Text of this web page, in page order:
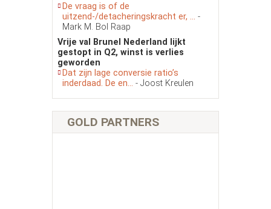
De vraag is of de
uitzend-/detacheringskracht er, ... -
Mark M. Bol Raap
Vrije val Brunel Nederland lijkt
gestopt in Q2, winst is verlies
geworden
Dat zijn lage conversie ratio’s
inderdaad. De en... - Joost Kreulen
GOLD PARTNERS